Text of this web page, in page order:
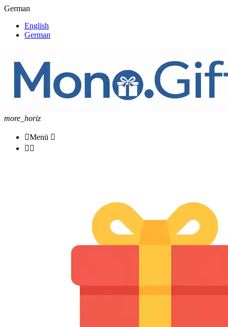
German
English
German
more_horiz
Menü 
 